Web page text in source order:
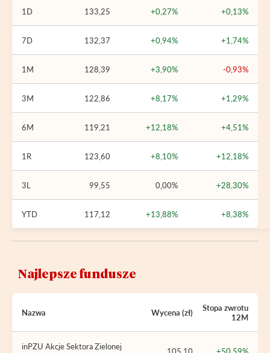
1D 133,25 +0,27% +0,13%
7D 132,37 +0,94% +1,74%
1M 128,39 +3,90% -0,93%
3M 122,86 +8,17% +1,29%
6M 119,21 +12,18% +4,51%
1R 123,60 +8,10% +12,18%
3L 99,55 0,00% +28,30%
YTD 117,12 +13,88% +8,38%
Najlepsze fundusze
Nazwa Wycena (zł)
Stopa zwrotu
12M
inPZU Akcje Sektora Zielonej
105,10 +50,59%